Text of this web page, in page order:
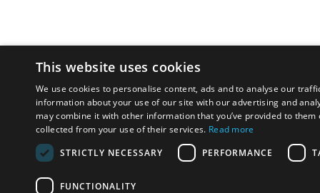
This website uses cookies
We use cookies to personalise content, ads and to analyse our
information about your use of our site with our advertising and
may combine it with other information that you’ve provided to them
collected from your use of their services. Read more
STRICTLY NECESSARY
PERFORMANCE
FUNCTIONALITY